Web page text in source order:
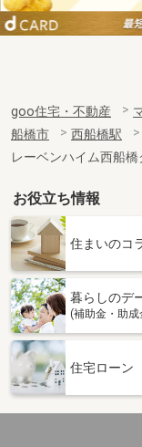
goo住宅・不動産
船橋市
西船橋駅
レーベンハイム西船
お役立ち情報
住まいのコ
暮らしのデ
(補助金・助成
住宅ローン